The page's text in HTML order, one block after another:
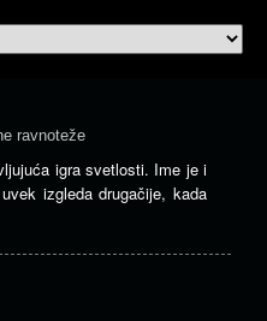
ravnoteže
igra svetlosti. Ime je i
izgleda drugačije, kada